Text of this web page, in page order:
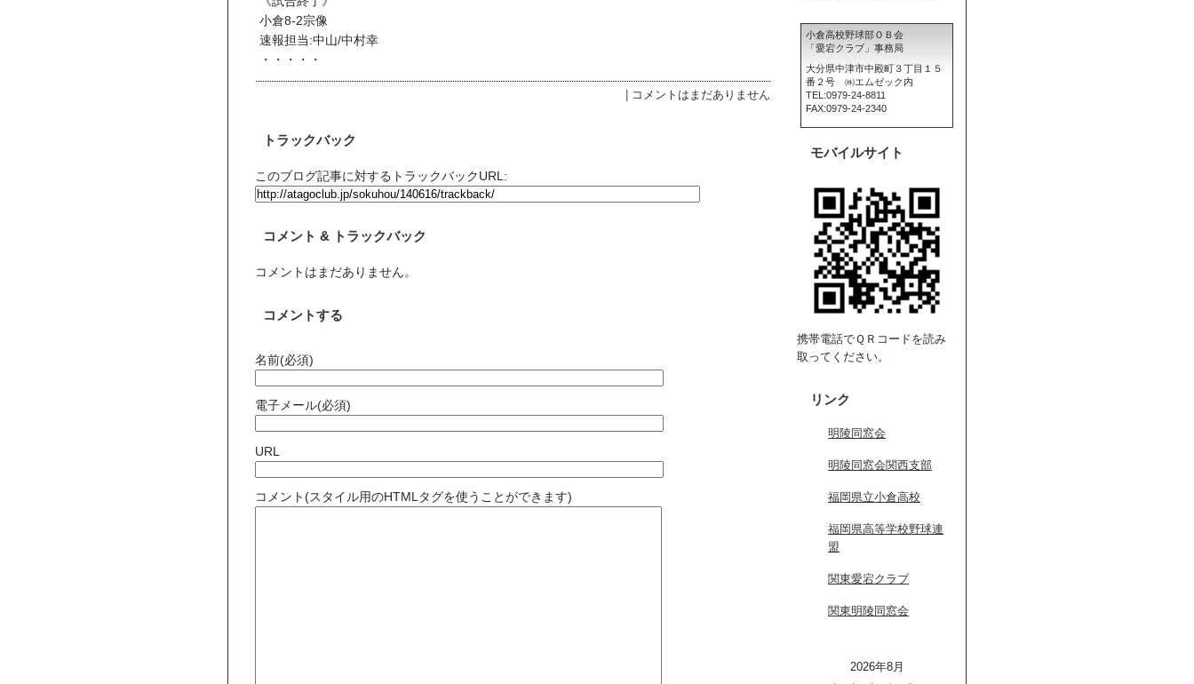
小倉8-2宗像
速報担当:中山/中村幸
・・・・・
| コメントはまだありません
トラックバック
このブログ記事に対するトラックバックURL:
コメント & トラックバック
コメントはまだありません。
コメントする
名前(必須)
電子メール(必須)
URL
コメント(スタイル用のHTMLタグを使うことができます)
小倉高校野球部ＯＢ会
「愛宕クラブ」事務局
大分県中津市中殿町３丁目１５
番２号 ㈱エムゼック内
TEL:0979-24-8811
FAX:0979-24-2340
モバイルサイト
携帯電話でＱＲコードを読み
取ってください。
リンク
明陵同窓会
明陵同窓会関西支部
福岡県立小倉高校
福岡県高等学校野球連
盟
関東愛宕クラブ
関東明陵同窓会
2026年8月